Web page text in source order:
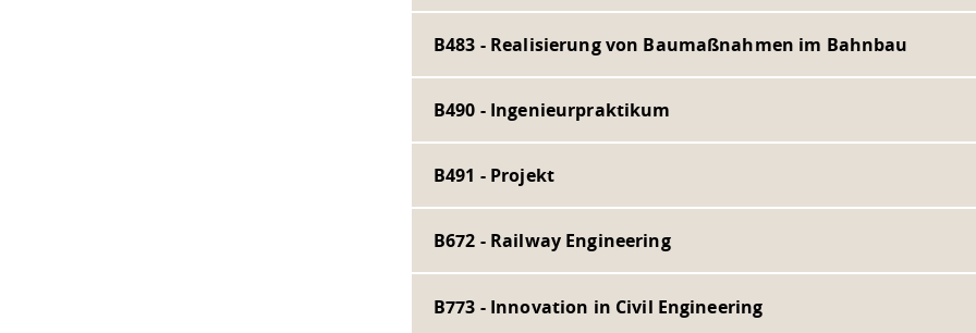
B483 - Realisierung von Baumaßnahmen im Bahnbau
B490 - Ingenieurpraktikum
B491 - Projekt
B672 - Railway Engineering
B773 - Innovation in Civil Engineering